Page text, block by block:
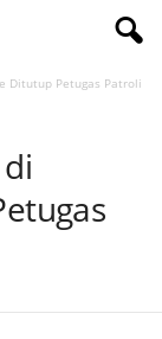
Ditutup Petugas Patroli